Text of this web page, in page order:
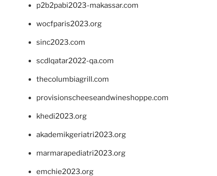
p2b2pabi2023-makassar.com
wocfparis2023.org
sinc2023.com
scdlqatar2022-qa.com
thecolumbiagrill.com
provisionscheeseandwineshoppe.com
khedi2023.org
akademikgeriatri2023.org
marmarapediatri2023.org
emchie2023.org